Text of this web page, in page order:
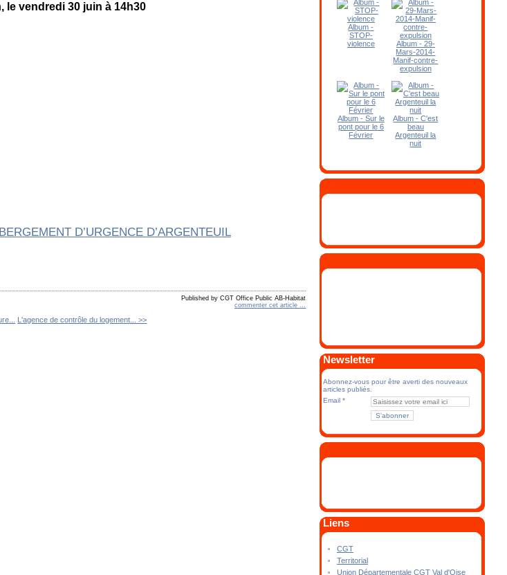
le vendredi 30 juin à 14h30
Published by CGT Office Public AB-Habitat
commenter cet article …
L'agence de contrôle du logement... >>
Album -
STOP-
violence
Album - 29-
Mars-2014-
Manif-contre-
expulsion
Album - Sur le
pont pour le 6
Février
Album - C'est
beau
Argenteuil la
nuit
Newsletter
Abonnez-vous pour être averti des nouveaux
articles publiés.
Email
Liens
CGT
Territorial
Union Départementale CGT Val d'Oise